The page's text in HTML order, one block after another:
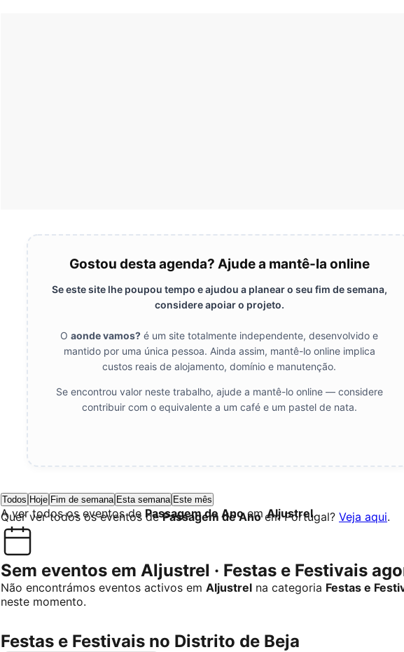
Gostou desta agenda? Ajude a mantê-la online
Se este site lhe poupou tempo e ajudou a planear o seu fim de semana,
considere apoiar o projeto.
O aonde vamos? é um site totalmente independente, desenvolvido e
mantido por uma única pessoa. Ainda assim, mantê-lo online implica
custos reais de alojamento, domínio e manutenção.
Se encontrou valor neste trabalho, ajude a mantê-lo online — considere
contribuir com o equivalente a um café e um pastel de nata.
Todos Hoje Fim de semana Esta semana Este mês
A ver todos os eventos de Passagem de AnoemAljustrel.
Quer ver todos os eventos dePassagem de Anoem Portugal? Veja aqui.
Sem eventos em Aljustrel · Festas e Festivais
Não encontrámos eventos activos em Aljustrel na categoria Festas e
neste momento.
Festas e Festivais no Distrito de Beja